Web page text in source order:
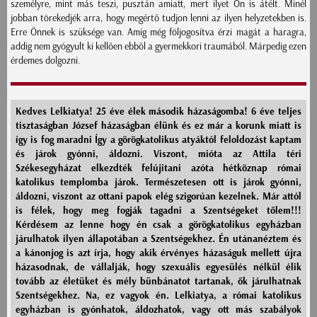
személyre, mint más teszi, pusztán amiatt, mert ilyet Ön is átélt. Minél
jobban törekedjék arra, hogy megértő tudjon lenni az ilyen helyzetekben is.
Erre Önnek is szüksége van. Amíg még följogosítva érzi magát a haragra,
addig nem gyógyult ki kellően ebből a gyermekkori traumából. Márpedig ezen
érdemes dolgozni.
Kedves Lelkiatya! 25 éve élek második házaságomba! 6 éve teljes
tisztaságban József házaságban élünk és ez már a korunk miatt is
így is fog maradni Így a görögkatolikus atyáktól feloldozást kaptam
és járok gyónni, áldozni. Viszont, mióta az Attila téri
Székesegyházat elkezdték felújitani azóta hétköznap római
katolikus templomba járok. Természetesen ott is járok gyónni,
áldozni, viszont az ottani papok elég szigorúan kezelnek. Már attól
is félek, hogy meg fogják tagadni a Szentségeket tőlem!!!
Kérdésem az lenne hogy én csak a görögkatolikus egyházban
járulhatok ilyen állapotában a Szentségekhez. Én utánanéztem és
a kánonjog is azt írja, hogy akik érvényes házaságuk mellett újra
házasodnak, de vállalják, hogy szexuális egyesülés nélkül élik
tovább az életüket és mély bünbánatot tartanak, ők járulhatnak
Szentségekhez. Na, ez vagyok én. Lelkiatya, a római katolikus
egyházban is gyónhatok, áldozhatok, vagy ott más szabályok